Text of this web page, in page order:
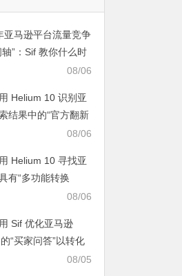
亚马逊平台流量竞争
轴”：Sif 教你什么时
08/06
Helium 10 识别亚
结果中的“官方翻新
）”流量分布情
08/06
Helium 10 寻找亚
有“多功能转换
）”卖点的家
08/06
Sif 优化亚马逊
“买家问答”以转化
08/05